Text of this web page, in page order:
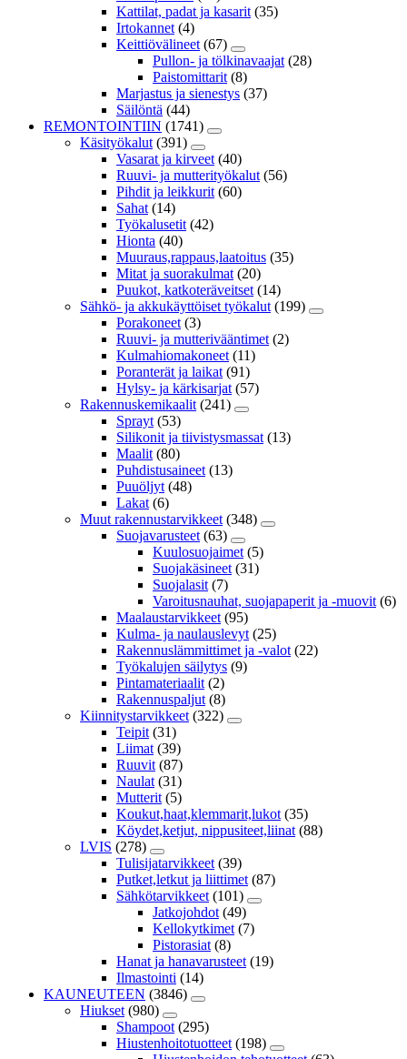
Kattilat, padat ja kasarit (35)
Irtokannet (4)
Keittiövälineet (67)
Pullon- ja tölkinavaajat (28)
Paistomittarit (8)
Marjastus ja sienestys (37)
Säilöntä (44)
REMONTOINTIIN (1741)
Käsityökalut (391)
Vasarat ja kirveet (40)
Ruuvi- ja mutterityökalut (56)
Pihdit ja leikkurit (60)
Sahat (14)
Työkalusetit (42)
Hionta (40)
Muuraus,rappaus,laatoitus (35)
Mitat ja suorakulmat (20)
Puukot, katkoteräveitset (14)
Sähkö- ja akkukäyttöiset työkalut (199)
Porakoneet (3)
Ruuvi- ja mutterivääntimet (2)
Kulmahiomakoneet (11)
Poranterät ja laikat (91)
Hylsy- ja kärkisarjat (57)
Rakennuskemikaalit (241)
Sprayt (53)
Silikonit ja tiivistysmassat (13)
Maalit (80)
Puhdistusaineet (13)
Puuöljyt (48)
Lakat (6)
Muut rakennustarvikkeet (348)
Suojavarusteet (63)
Kuulosuojaimet (5)
Suojakäsineet (31)
Suojalasit (7)
Varoitusnauhat, suojapaperit ja -muovit (6)
Maalaustarvikkeet (95)
Kulma- ja naulauslevyt (25)
Rakennuslämmittimet ja -valot (22)
Työkalujen säilytys (9)
Pintamateriaalit (2)
Rakennuspaljut (8)
Kiinnitystarvikkeet (322)
Teipit (31)
Liimat (39)
Ruuvit (87)
Naulat (31)
Mutterit (5)
Koukut,haat,klemmarit,lukot (35)
Köydet,ketjut, nippusiteet,liinat (88)
LVIS (278)
Tulisijatarvikkeet (39)
Putket,letkut ja liittimet (87)
Sähkötarvikkeet (101)
Jatkojohdot (49)
Kellokytkimet (7)
Pistorasiat (8)
Hanat ja hanavarusteet (19)
Ilmastointi (14)
KAUNEUTEEN (3846)
Hiukset (980)
Shampoot (295)
Hiustenhoitotuotteet (198)